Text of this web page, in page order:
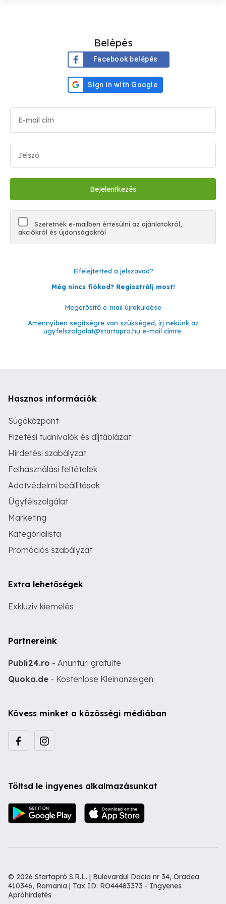
Belépés
Facebook belépés
Szeretnék e-mailben értesülni az ajánlatokról,
akciókról és újdonságokról
Elfelejtetted a jelszavad?
Még nincs fiókod? Regisztrálj most!
Megerősítő e-mail újraküldése
Amennyiben segítségre van szükséged, írj nekünk az
ugyfelszolgalat@startapro.hu e-mail címre.
Hasznos információk
Súgóközpont
Fizetési tudnivalók és díjtáblázat
Hirdetési szabályzat
Felhasználási feltételek
Adatvédelmi beállítások
Ügyfélszolgálat
Marketing
Kategórialista
Promóciós szabályzat
Extra lehetőségek
Exkluzív kiemelés
Partnereink
Publi24.ro - Anunturi gratuite
Quoka.de - Kostenlose Kleinanzeigen
Kövess minket a közösségi médiában
Töltsd le ingyenes alkalmazásunkat
© 2026 Startapró S.R.L. | Bulevardul Dacia nr 34, Oradea
410346, Romania | Tax ID: RO44483373 - Ingyenes
Apróhirdetés